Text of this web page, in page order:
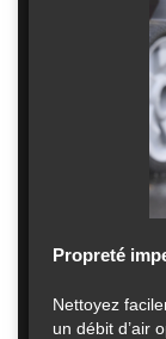
Propreté
Nettoyez
un débit d’air